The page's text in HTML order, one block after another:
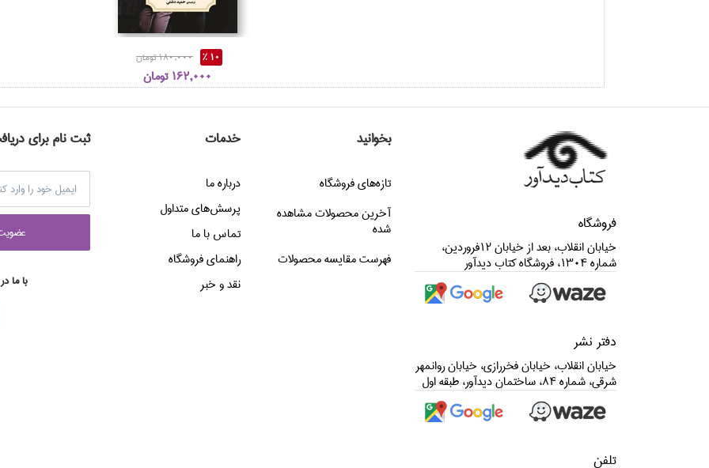
10 % 180,000 تومان
162,000 تومان
فروشگاه
خيابان انقلاب، بعد از خيابان 12فروردين،
شماره 1304، فروشگاه كتاب ديدآور
دفتر نشر
خيابان انقلاب، خيابان فخررازي، خيابان روانمهر
شرقي، شماره 84، ساختمان ديدآور، طبقه اول
تلفن
بخوانید
تازه‌هاي فروشگاه
آخرین محصولات مشاهده
شده
فهرست مقایسه محصولات
خدمات
درباره ما
پرسش‌هاي متداول
تماس با ما
راهنماي فروشگاه
نقد و خبر
ثبت نام برای
با ما